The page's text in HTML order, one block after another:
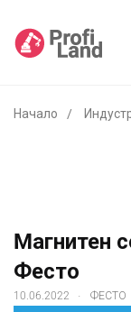
Начало
Mагнитен
Фесто
10.06.2022 . ФЕСТО